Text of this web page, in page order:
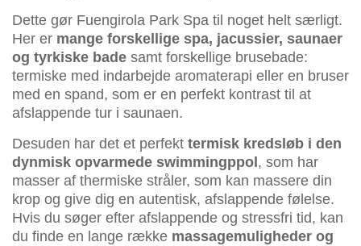
Dette gør Fuengirola Park Spa til noget helt særligt.
Her er mange forskellige spa, jacussier, saunaer
og tyrkiske bade samt forskellige brusebade:
termiske med indarbejde aromaterapi eller en bruser
med en spand, som er en perfekt kontrast til at
afslappende tur i saunaen.
Desuden har det et perfekt termisk kredsløb i den
dynmisk opvarmede swimmingppol , som har
masser af thermiske stråler, som kan massere din
krop og give dig en autentisk, afslappende følelse.
Hvis du søger efter afslappende og stressfri tid, kan
du finde en lange række massagemuligheder og